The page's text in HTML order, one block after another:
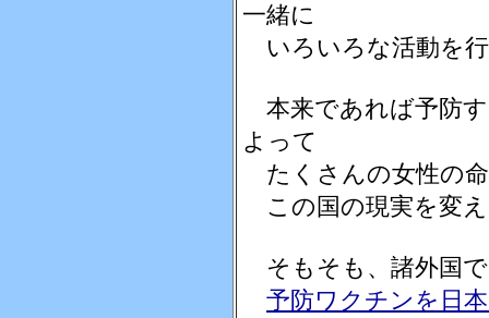
一緒に
いろいろな活動を
本来であれば予防
よって
たくさんの女性の
この国の現実を変
そもそも、諸外国
予防ワクチンを日